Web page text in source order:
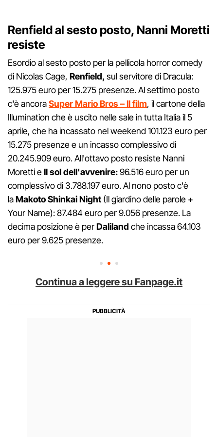
Renfield al sesto posto, Nanni Moretti
resiste
Esordio al sesto posto per la pellicola horror comedy
di Nicolas Cage, Renfield, sul servitore di Dracula:
125.975 euro per 15.275 presenze. Al settimo posto
c'è ancoraSuper Mario Bros – Il film, il cartone della
Illumination che è uscito nelle sale in tutta Italia il 5
aprile, che ha incassato nel weekend 101.123 euro per
15.275 presenze e un incasso complessivo di
20.245.909 euro. All'ottavo posto resiste Nanni
Moretti eIl sol dell'avvenire:96.516 euro per un
complessivo di 3.788.197 euro. Al nono posto c'è
laMakoto Shinkai Night (Il giardino delle parole +
Your Name): 87.484 euro per 9.056 presenze. La
decima posizione è perDaliland che incassa 64.103
euro per 9.625 presenze.
Continua a leggere su Fanpage.it